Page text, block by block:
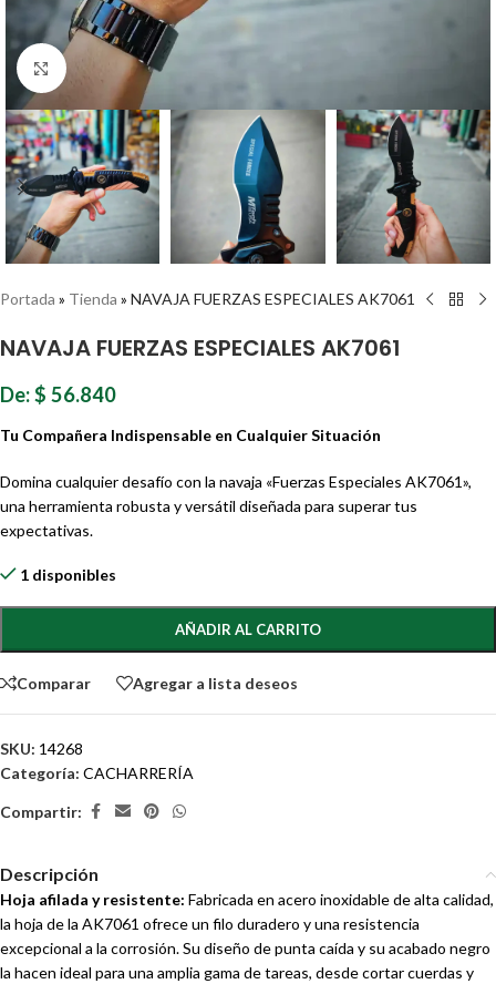
Haz clic para ampliar
Portada » Tienda » NAVAJA FUERZAS ESPECIALES AK7061
NAVAJA FUERZAS ESPECIALES AK7061
De:$ 56.840
Tu Compañera Indispensable en Cualquier Situación
Domina cualquier desafío con la navaja «Fuerzas Especiales AK7061»,
una herramienta robusta y versátil diseñada para superar tus
expectativas.
1 disponibles
AÑADIR AL CARRITO
Comparar Agregar a lista deseos
SKU: 14268
Categoría: CACHARRERÍA
Compartir:
Descripción
Hoja afilada y resistente: Fabricada en acero inoxidable de alta calidad,
la hoja de la AK7061 ofrece un filo duradero y una resistencia
excepcional a la corrosión. Su diseño de punta caída y su acabado negro
la hacen ideal para una amplia gama de tareas, desde cortar cuerdas y